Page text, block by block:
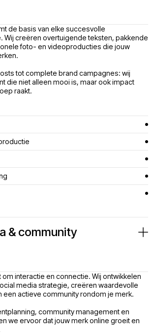
de basis van elke succesvolle
Wij creëren overtuigende teksten, pakkende
foto- en videoproducties die jouw
tot complete brand campagnes: wij
die niet alleen mooi is, maar ook impact
raakt.
& community
om interactie en connectie. Wij ontwikkelen
media strategie, creëren waardevolle
een actieve community rondom je merk.
community management en
we ervoor dat jouw merk online groeit en